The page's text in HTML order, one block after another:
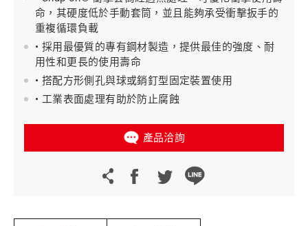
命，其硬度低於手動套筒，並且能夠承受衝擊扳手的
重複循環負載
• 採用最優質的專有鋼材製造，提供最佳的強度、耐
用性和更長的使用壽命
• 搭配方形側孔與球或銷釘型固定裝置使用
• 工業表面處理有助於防止腐蝕
產品洽詢